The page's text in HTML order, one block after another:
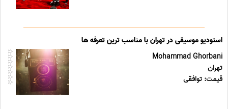
استودیو موسیقی در تهران با مناسب ترین تعرفه ها
Mohammad Ghorbani
تهران
قیمت: توافقی